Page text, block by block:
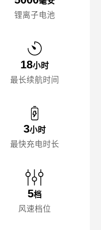
锂离子电池
18小时
最长续航时间
3小时
最快充电时长
5档
风速档位